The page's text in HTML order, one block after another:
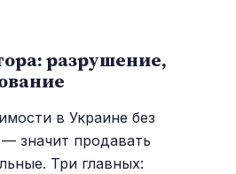
разрушение,
в Украине без
значит продавать
Три главных: